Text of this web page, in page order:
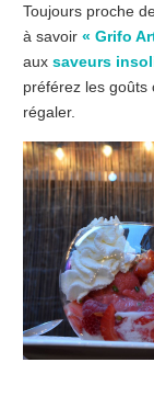
Toujours proche
à savoir « Grifo
aux saveurs
préférez les goûts
régaler.